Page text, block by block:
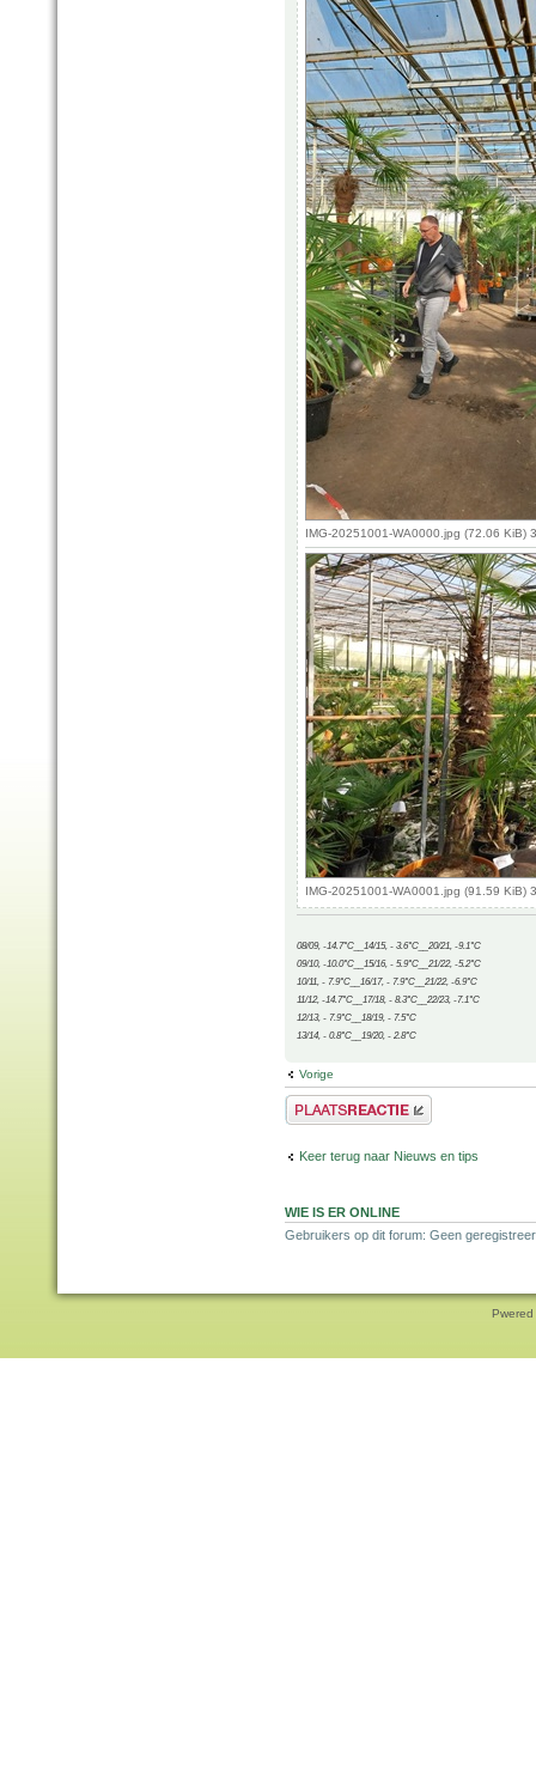
IMG-20251001-WA0000.jpg (72.06 KiB)
IMG-20251001-WA0001.jpg (91.59 KiB)
08/09, -14.7°C__14/15, - 3.6°C__20/21, -9.1°C
09/10, -10.0°C__15/16, - 5.9°C__21/22, -5.2°C
10/11, - 7.9°C__16/17, - 7.9°C__21/22, -6.9°C
11/12, -14.7°C__17/18, - 8.3°C__22/23, -7.1°C
12/13, - 7.9°C__18/19, - 7.5°C
13/14, - 0.8°C__19/20, - 2.8°C
Vorige
Plaats een reactie
Keer terug naar Nieuws en tips
WIE IS ER ONLINE
Gebruikers op dit forum: Geen